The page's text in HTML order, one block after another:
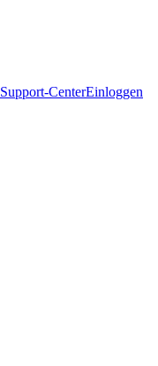
Support-CenterEinloggen